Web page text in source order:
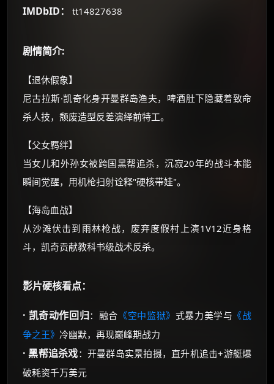
IMDbID： tt14827638
剧情简介:
【退休假象】
尼古拉斯·凯奇化身开曼群岛渔夫，啤酒肚下隐藏着致命
杀人技，颓废造型反差演绎前特工。
【父女羁绊】
当女儿和外孙女被跨国黑帮追杀，沉寂20年的战斗本能
瞬间觉醒，用机枪扫射诠释"硬核带娃"。
【海岛血战】
从沙滩伏击到雨林枪战，废弃度假村上演1V12近身格
斗，凯奇贡献教科书级战术反杀。
影片硬核看点：
· 凯奇动作回归：融合 《空中监狱》 式暴力美学与 《战
争之王》 冷幽默，再现巅峰期战力
· 黑帮追杀戏：开曼群岛实景拍摄，直升机追击+游艇爆
破耗资千万美元